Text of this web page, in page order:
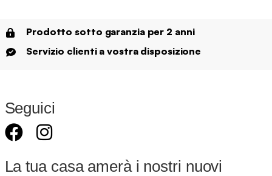
Prodotto sotto garanzia per 2 anni
Servizio clienti a vostra disposizione
Seguici
La tua casa amerà i nostri nuovi